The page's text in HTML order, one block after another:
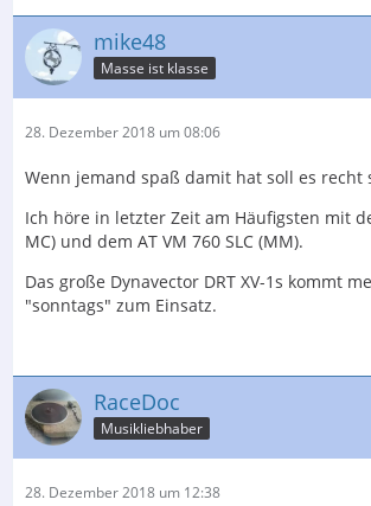
mike48
Masse ist klasse
28. Dezember 2018 um 08:06
Wenn jemand spaß damit hat soll es recht
Ich höre in letzter Zeit am Häufigsten mit
MC) und dem AT VM 760 SLC (MM).
Das große Dynavector DRT XV-1s kommt
"sonntags" zum Einsatz.
RaceDoc
Musikliebhaber
28. Dezember 2018 um 12:38